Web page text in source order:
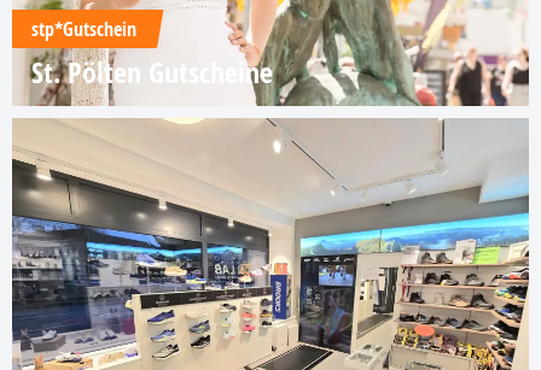
stp*Gutschein
St. Pölten Gutscheine